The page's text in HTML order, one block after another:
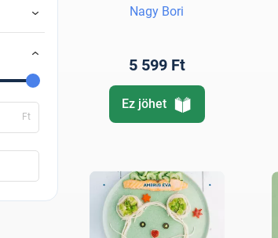
Ft
Nagy Bori
5 599 Ft
Ez jöhet